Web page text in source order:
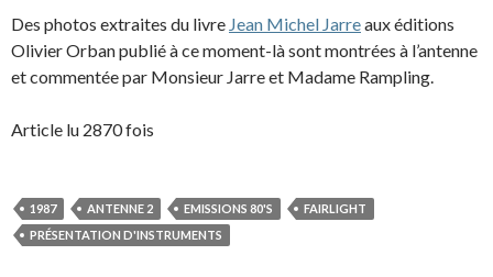
Des photos extraites du livre Jean Michel Jarreaux éditions
Olivier Orban publié à ce moment-là sont montrées à l’antenne
et commentée par Monsieur Jarre et Madame Rampling.
Article lu 2870 fois
1987 ANTENNE 2 EMISSIONS 80'S
FAIRLIGHT
PRÉSENTATION D'INSTRUMENTS